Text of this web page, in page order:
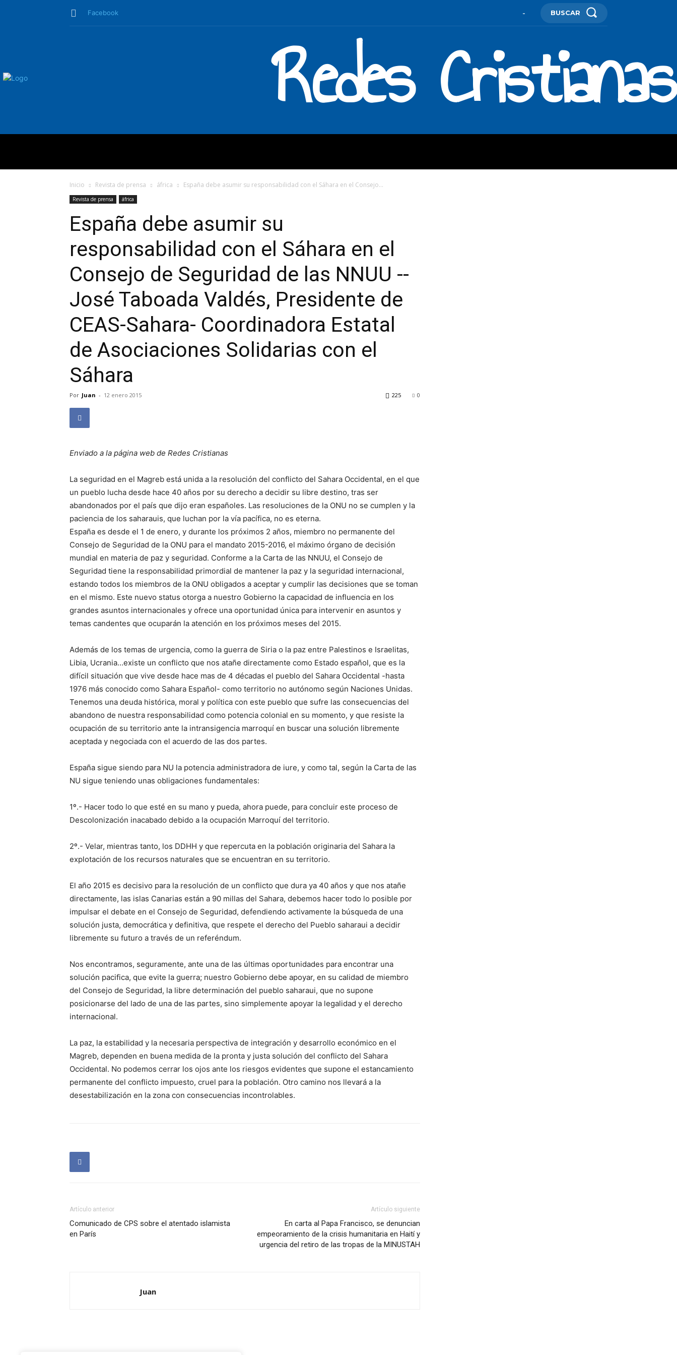
Facebook - BUSCAR
Redes Cristianas
Inicio Revista de prensa áfrica España debe asumir su responsabilidad con el Sáhara en el Consejo...
Revista de prensa áfrica
España debe asumir su
responsabilidad con el Sáhara en el
Consejo de Seguridad de las NNUU --
José Taboada Valdés, Presidente de
CEAS-Sahara- Coordinadora Estatal
de Asociaciones Solidarias con el
Sáhara
Por Juan - 12 enero 2015 0
225
Enviado a la página web de Redes Cristianas
La seguridad en el Magreb está unida a la resolución del conflicto del Sahara Occidental, en el que
un pueblo lucha desde hace 40 años por su derecho a decidir su libre destino, tras ser
abandonados por el país que dijo eran españoles. Las resoluciones de la ONU no se cumplen y la
paciencia de los saharauis, que luchan por la vía pacífica, no es eterna.
España es desde el 1 de enero, y durante los próximos 2 años, miembro no permanente del
Consejo de Seguridad de la ONU para el mandato 2015-2016, el máximo órgano de decisión
mundial en materia de paz y seguridad. Conforme a la Carta de las NNUU, el Consejo de
Seguridad tiene la responsabilidad primordial de mantener la paz y la seguridad internacional,
estando todos los miembros de la ONU obligados a aceptar y cumplir las decisiones que se toman
en el mismo. Este nuevo status otorga a nuestro Gobierno la capacidad de influencia en los
grandes asuntos internacionales y ofrece una oportunidad única para intervenir en asuntos y
temas candentes que ocuparán la atención en los próximos meses del 2015.
Además de los temas de urgencia, como la guerra de Siria o la paz entre Palestinos e Israelitas,
Libia, Ucrania…existe un conflicto que nos atañe directamente como Estado español, que es la
difícil situación que vive desde hace mas de 4 décadas el pueblo del Sahara Occidental -hasta
1976 más conocido como Sahara Español- como territorio no autónomo según Naciones Unidas.
Tenemos una deuda histórica, moral y política con este pueblo que sufre las consecuencias del
abandono de nuestra responsabilidad como potencia colonial en su momento, y que resiste la
ocupación de su territorio ante la intransigencia marroquí en buscar una solución libremente
aceptada y negociada con el acuerdo de las dos partes.
España sigue siendo para NU la potencia administradora de iure, y como tal, según la Carta de las
NU sigue teniendo unas obligaciones fundamentales:
1º.- Hacer todo lo que esté en su mano y pueda, ahora puede, para concluir este proceso de
Descolonización inacabado debido a la ocupación Marroquí del territorio.
2º.- Velar, mientras tanto, los DDHH y que repercuta en la población originaria del Sahara la
explotación de los recursos naturales que se encuentran en su territorio.
El año 2015 es decisivo para la resolución de un conflicto que dura ya 40 años y que nos atañe
directamente, las islas Canarias están a 90 millas del Sahara, debemos hacer todo lo posible por
impulsar el debate en el Consejo de Seguridad, defendiendo activamente la búsqueda de una
solución justa, democrática y definitiva, que respete el derecho del Pueblo saharaui a decidir
libremente su futuro a través de un referéndum.
Nos encontramos, seguramente, ante una de las últimas oportunidades para encontrar una
solución pacifica, que evite la guerra; nuestro Gobierno debe apoyar, en su calidad de miembro
del Consejo de Seguridad, la libre determinación del pueblo saharaui, que no supone
posicionarse del lado de una de las partes, sino simplemente apoyar la legalidad y el derecho
internacional.
La paz, la estabilidad y la necesaria perspectiva de integración y desarrollo económico en el
Magreb, dependen en buena medida de la pronta y justa solución del conflicto del Sahara
Occidental. No podemos cerrar los ojos ante los riesgos evidentes que supone el estancamiento
permanente del conflicto impuesto, cruel para la población. Otro camino nos llevará a la
desestabilización en la zona con consecuencias incontrolables.
Artículo anterior
Comunicado de CPS sobre el atentado islamista
en París
Artículo siguiente
En carta al Papa Francisco, se denuncian
empeoramiento de la crisis humanitaria en Haití y
urgencia del retiro de las tropas de la MINUSTAH
Juan